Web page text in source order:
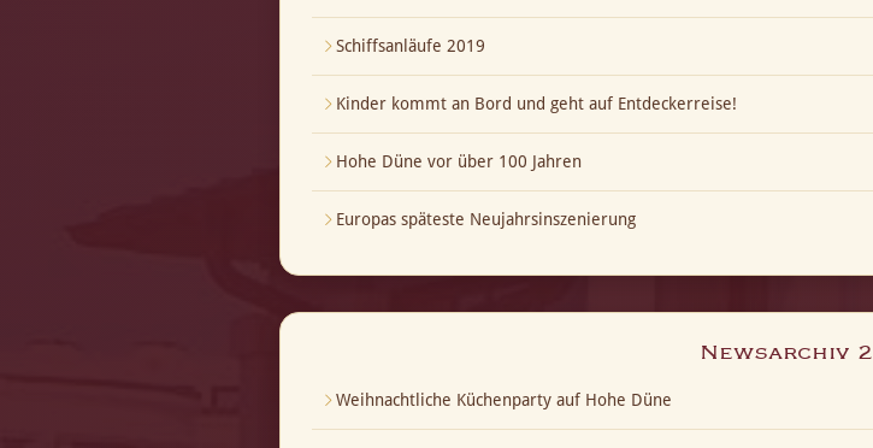
Schiffsanläufe 2019
Kinder kommt an Bord und geht auf Entdeckerreise!
Hohe Düne vor über 100 Jahren
Europas späteste Neujahrsinszenierung
Newsarchiv
Weihnachtliche Küchenparty auf Hohe Düne